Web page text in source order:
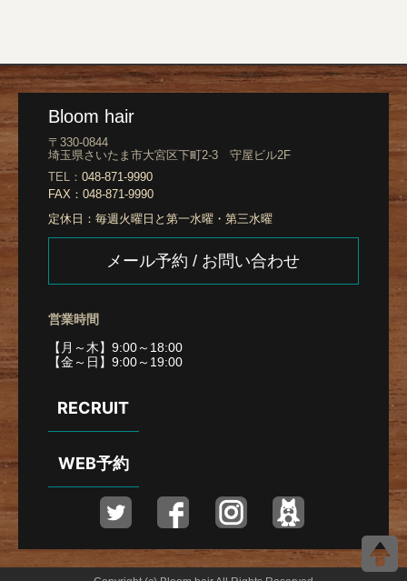
Bloom hair
〒330-0844
埼玉県さいたま市大宮区下町2-3 守屋ビル2F
TEL： 048-871-9990
FAX： 048-871-9990
定休日： 毎週火曜日と第一水曜・第三水曜
メール予約 / お問い合わせ
営業時間
【月～木】9:00～18:00
【金～日】9:00～19:00
RECRUIT
WEB予約